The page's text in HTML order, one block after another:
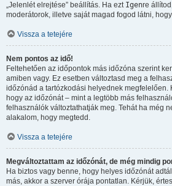
„Jelenlét elrejtése” beállítás. Ha ezt Igenre
moderátorok, illetve saját magad fogod látni,
Vissza a tetejére
Nem pontos az idő!
Feltehetően az időpontok más időzóna szerint
amiben vagy. Ez esetben változtasd meg a
időzónád a tartózkodási helyednek megfelelően.
hogy az időzónát – mint a legtöbb más
felhasználók változtathatják meg. Tehát ha még
alakalom, hogy megtedd.
Vissza a tetejére
Megváltoztattam az időzónát, de még mindig
Ha biztos vagy benne, hogy helyes időzónát
más, akkor a szerver órája pontatlan. Kérjük,